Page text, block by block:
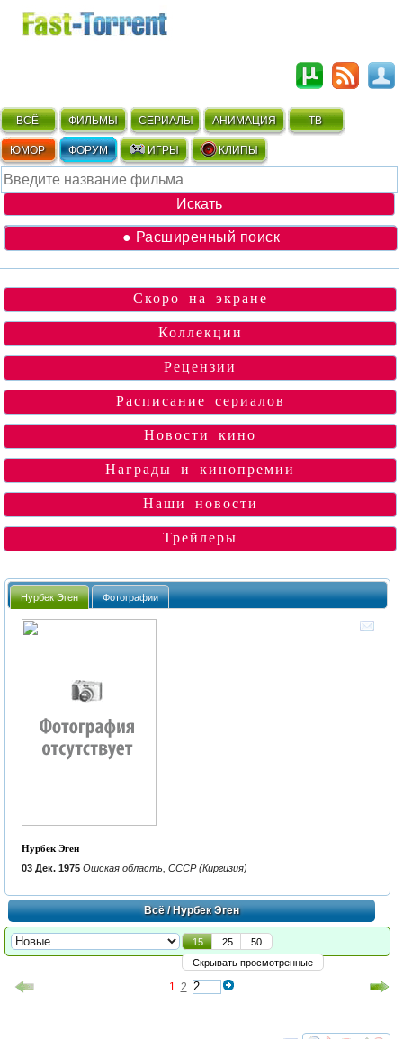
ВСЁ ФИЛЬМЫ СЕРИАЛЫ АНИМАЦИЯ ТВ
ЮМОР ФОРУМ ИГРЫ КЛИПЫ
● Расширенный поиск
Скоро на экране
Коллекции
Рецензии
Расписание сериалов
Новости кино
Награды и кинопремии
Наши новости
Трейлеры
Нурбек Эген Фотографии
Нурбек Эген
03 Дек. 1975 Ошская область, СССР (Киргизия)
Всё/ Нурбек Эген
15 25
50
Скрывать просмотренные
1 2